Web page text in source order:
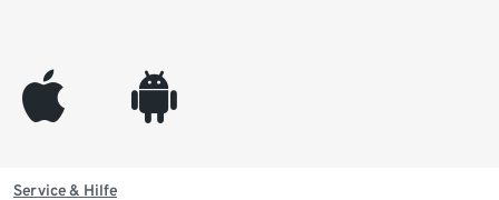
appleinc android
Service & Hilfe